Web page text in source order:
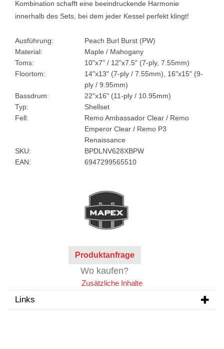
Kombination schafft eine beeindruckende Harmonie
innerhalb des Sets, bei dem jeder Kessel perfekt klingt!
Ausführung:
Peach Burl Burst (PW)
Material:
Maple / Mahogany
Toms:
10"x7" / 12"x7.5" (7-ply, 7.55mm)
Floortom:
14"x13" (7-ply / 7.55mm), 16"x15" (9-
ply / 9.95mm)
Bassdrum:
22"x16" (11-ply / 10.95mm)
Typ:
Shellset
Fell:
Remo Ambassador Clear / Remo
Emperor Clear / Remo P3
Renaissance
SKU:
BPDLNV628XBPW
EAN:
6947299565510
Produktanfrage
Wo kaufen?
Zusätzliche Inhalte
Links